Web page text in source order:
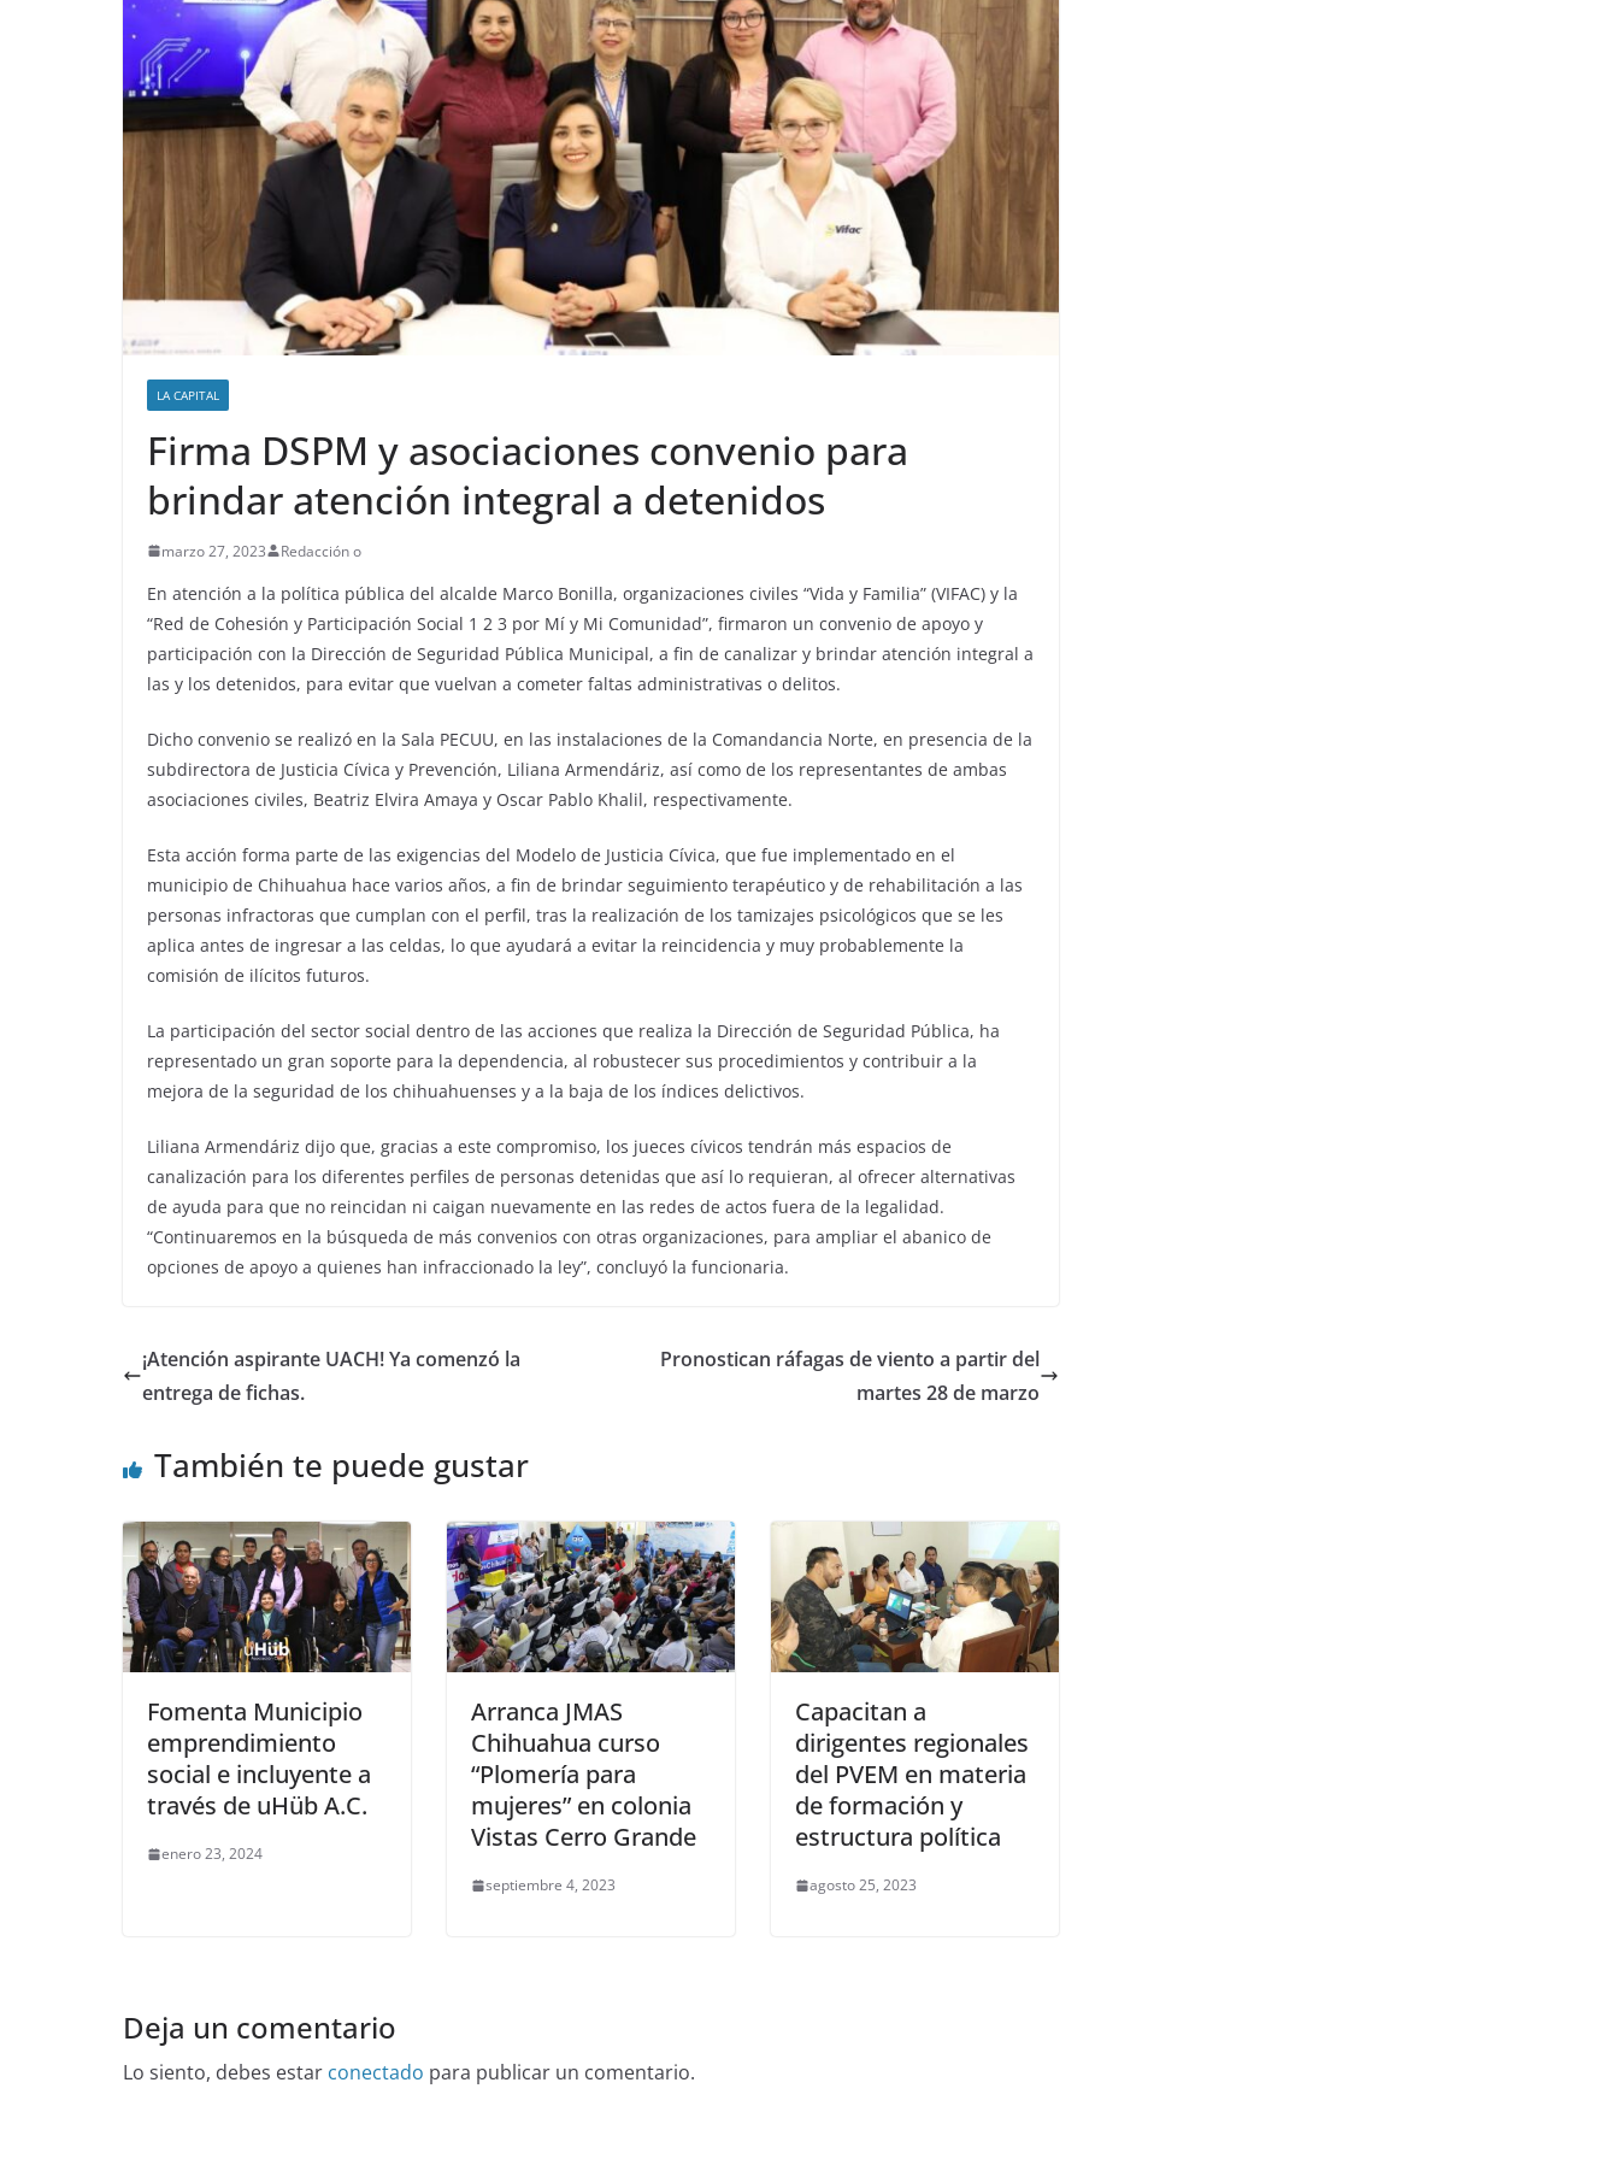
LA CAPITAL
Firma DSPM y asociaciones convenio para
brindar atención integral a detenidos
marzo 27, 2023 Redacción o
En atención a la política pública del alcalde Marco Bonilla, organizaciones civiles “Vida y Familia” (VIFAC) y la
“Red de Cohesión y Participación Social 1 2 3 por Mí y Mi Comunidad”, firmaron un convenio de apoyo y
participación con la Dirección de Seguridad Pública Municipal, a fin de canalizar y brindar atención integral a
las y los detenidos, para evitar que vuelvan a cometer faltas administrativas o delitos.
Dicho convenio se realizó en la Sala PECUU, en las instalaciones de la Comandancia Norte, en presencia de la
subdirectora de Justicia Cívica y Prevención, Liliana Armendáriz, así como de los representantes de ambas
asociaciones civiles, Beatriz Elvira Amaya y Oscar Pablo Khalil, respectivamente.
Esta acción forma parte de las exigencias del Modelo de Justicia Cívica, que fue implementado en el
municipio de Chihuahua hace varios años, a fin de brindar seguimiento terapéutico y de rehabilitación a las
personas infractoras que cumplan con el perfil, tras la realización de los tamizajes psicológicos que se les
aplica antes de ingresar a las celdas, lo que ayudará a evitar la reincidencia y muy probablemente la
comisión de ilícitos futuros.
La participación del sector social dentro de las acciones que realiza la Dirección de Seguridad Pública, ha
representado un gran soporte para la dependencia, al robustecer sus procedimientos y contribuir a la
mejora de la seguridad de los chihuahuenses y a la baja de los índices delictivos.
Liliana Armendáriz dijo que, gracias a este compromiso, los jueces cívicos tendrán más espacios de
canalización para los diferentes perfiles de personas detenidas que así lo requieran, al ofrecer alternativas
de ayuda para que no reincidan ni caigan nuevamente en las redes de actos fuera de la legalidad.
“Continuaremos en la búsqueda de más convenios con otras organizaciones, para ampliar el abanico de
opciones de apoyo a quienes han infraccionado la ley”, concluyó la funcionaria.
¡Atención aspirante UACH! Ya comenzó la
entrega de fichas.
Pronostican ráfagas de viento a partir del
martes 28 de marzo
También te puede gustar
Fomenta Municipio
emprendimiento
social e incluyente a
través de uHüb A.C.
enero 23, 2024
Arranca JMAS
Chihuahua curso
“Plomería para
mujeres” en colonia
Vistas Cerro Grande
septiembre 4, 2023
Capacitan a
dirigentes regionales
del PVEM en materia
de formación y
estructura política
agosto 25, 2023
Deja un comentario
Lo siento, debes estar conectado para publicar un comentario.